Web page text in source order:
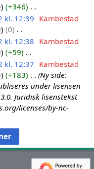
+346
kl. 12:39 Kambestad
0
kl. 12:38 Kambestad
+59
kl. 12:37 Kambestad
+183
Ny side:
under lisensen
Juridisk lisenstekst
licenses/by-nc-